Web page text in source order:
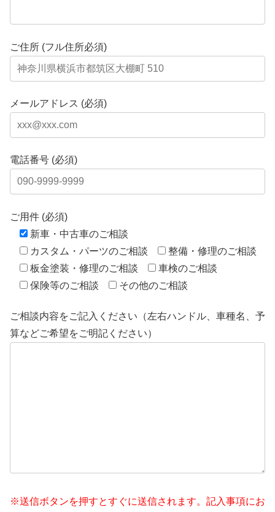
ご住所 (フル住所必須)
メールアドレス (必須)
電話番号 (必須)
ご用件 (必須)
新車・中古車のご相談
カスタム・パーツのご相談
整備・修理のご相談
板金塗装・修理のご相談
車検のご相談
保険等のご相談
その他のご相談
ご相談内容をご記入ください（左右ハンドル、車種名、予
算などご希望をご明記ください）
※送信ボタンを押すとすぐに送信されます。記入事項にお